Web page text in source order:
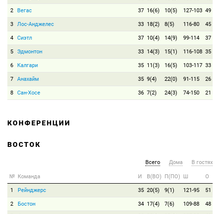
2 Вегас 37 16(6) 10(5) 127-103 49
3 Лос-Анджелес 33 18(2) 8(5) 116-80 45
4 Сиэтл 37 10(4) 14(9) 99-114 37
5 Эдмонтон 33 14(3) 15(1) 116-108 35
6 Калгари 35 11(3) 16(5) 103-117 33
7 Анахайм 35 9(4) 22(0) 91-115 26
8 Сан-Хосе 36 7(2) 24(3) 74-150 21
КОНФЕРЕНЦИИ
ВОСТОК
Всего Дома В гостях
№ Команда И В(ВО) П(ПО) Ш О
1 Рейнджерс 35 20(5) 9(1) 121-95 51
2 Бостон 34 17(4) 7(6) 109-88 48